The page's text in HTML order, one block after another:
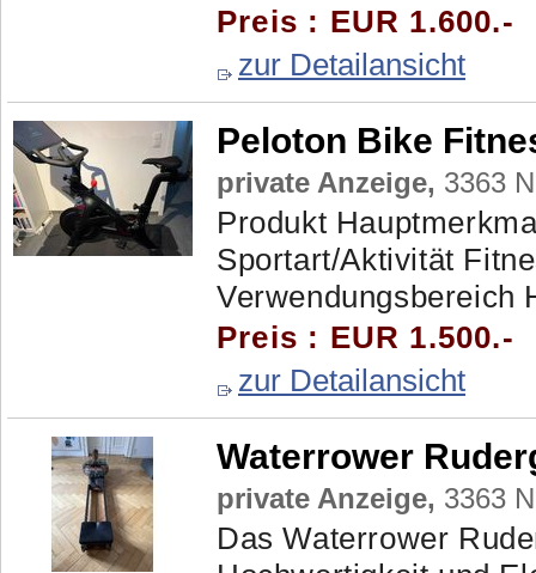
Preis : EUR 1.600.-
zur Detailansicht
Peloton Bike
private Anzeige, 3363
Produkt
Sportart/Aktivität
Verwendungsbereich
Preis : EUR 1.500.-
zur Detailansicht
Waterrower
private Anzeige, 3363
Das Waterrower